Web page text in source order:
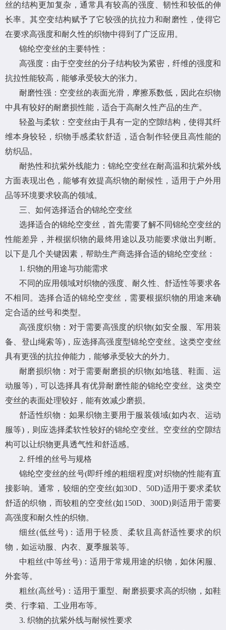
丝的结构更加复杂，通常具有较高的强度、韧性和较低的伸
长率。其空变结构赋予了它较强的抗拉力和耐磨性，使得它
在要求高强度和耐久性的织物中得到了广泛应用。
锦纶空变丝的主要特性：
高强度：由于空变丝的分子结构较为紧密，纤维的强度和
抗拉性能较高，能够承受较大的张力。
耐磨性强：空变丝的表面光滑，摩擦系数低，因此在织物
中具有较好的耐磨损性能，适合于高耐久性产品的生产。
轻盈与柔软：空变丝由于具有一定的空隙结构，使得其纤
维本身较轻，织物手感柔软舒适，适合制作轻便且高性能的
纺织品。
耐热性和抗紫外线能力：锦纶空变丝在耐高温和抗紫外线
方面表现出色，能够有效提高织物的耐候性，适用于户外用
品等环境要求较高的领域。
三、如何选择适合的锦纶空变丝
选择适合的锦纶空变丝，首先需要了解不同锦纶空变丝的
性能差异，并根据织物的最终用途以及功能要求做出判断。
以下是几个关键因素，帮助生产商选择合适的锦纶空变丝：
1. 织物的用途与功能需求
不同的应用领域对织物的强度、耐久性、舒适性等要求各
不相同。选择合适的锦纶空变丝，需要根据织物的用途来确
定合适的丝号和类型。
高强度织物：对于需要高强度的织物(如安全服、军用装
备、登山绳索等)，应选择高强度型锦纶空变丝。这类空变丝
具有更强的抗拉伸能力，能够承受较大的外力。
耐磨损织物：对于需要耐磨损的织物(如地毯、鞋面、运
动服等)，可以选择具有优异耐磨性能的锦纶空变丝。这类空
变丝的表面处理较好，能有效减少磨损。
舒适性织物：如果织物主要用于服装领域(如内衣、运动
服等)，则应选择柔软性较好的锦纶空变丝。空变丝的空隙结
构可以让织物更具透气性和舒适感。
2. 纤维的丝号与规格
锦纶空变丝的丝号(即纤维的粗细程度)对织物的性能有直
接影响。通常，较细的空变丝(如30D、50D)适用于要求柔软
舒适的织物，而较粗的空变丝(如150D、300D)则适用于需要
高强度和耐久性的织物。
细丝(低丝号)：适用于轻质、柔软且高舒适性要求的织
物，如运动服、内衣、夏季服装等。
中粗丝(中等丝号)：适用于常规用途的织物，如休闲服、
外套等。
粗丝(高丝号)：适用于重型、耐磨损要求高的织物，如鞋
类、行李箱、工业用布等。
3. 织物的抗紫外线与耐候性要求